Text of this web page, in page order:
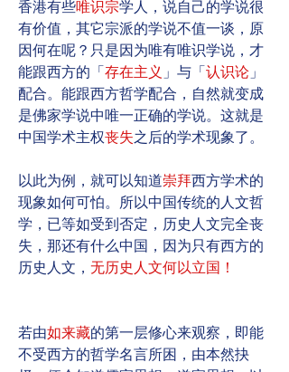
香港有些唯识宗学人，说自己的学说很
有价值，其它宗派的学说不值一谈，原
因何在呢？只是因为唯有唯识学说，才
能跟西方的「 存在主义 」与「 认识论 」
配合。能跟西方哲学配合，自然就变成
是佛家学说中唯一正确的学说。这就是
中国学术主权丧失之后的学术现象了。
以此为例，就可以知道崇拜西方学术的
现象如何可怕。所以中国传统的人文哲
学，已等如受到否定，历史人文完全丧
失，那还有什么中国，因为只有西方的
历史人文， 无历史人文何以立国！
若由如来藏的第一层修心来观察，即能
不受西方的哲学名言所困，由本然抉